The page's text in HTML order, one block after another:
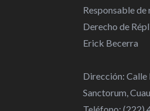
Responsable
Derecho de
Erick Becerra
Dirección: Calle
Sanctorum,